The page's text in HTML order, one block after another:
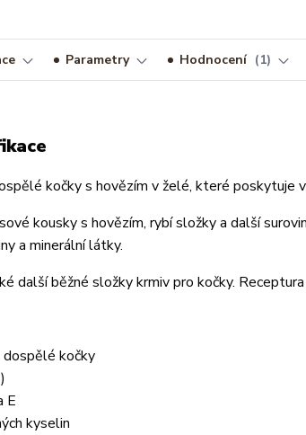
Parametry Hodnocení 1
kočky s hovězím v želé, které poskytuje
kousky s hovězím, rybí složky a další
a minerální látky.
další běžné složky krmiv pro kočky.
kočky
E
kyselin